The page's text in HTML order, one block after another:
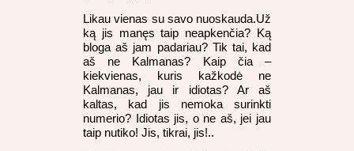
Likau vienas su savo nuoskauda.Už
ką jis manęs taip neapkenčia? Ką
bloga aš jam padariau? Tik tai, kad
aš ne Kalmanas? Kaip čia –
kiekvienas, kuris kažkodė ne
Kalmanas, jau ir idiotas? Ar aš
kaltas, kad jis nemoka surinkti
numerio? Idiotas jis, o ne aš, jei jau
taip nutiko! Jis, tikrai, jis!..